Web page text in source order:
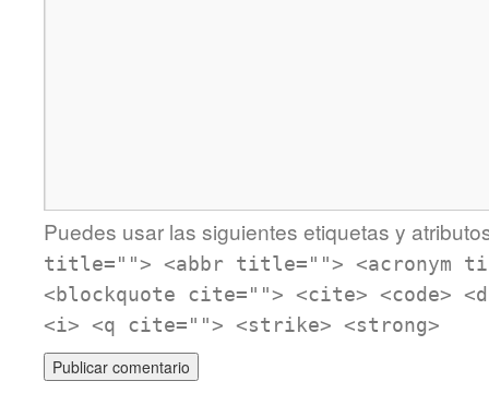
Puedes usar las siguientes etiquetas y
title=""> <abbr title=""> <acronym
<blockquote cite=""> <cite> <code>
<i> <q cite=""> <strike> <strong>